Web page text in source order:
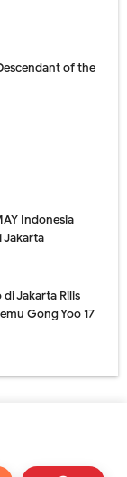
of the
Indonesia
Jakarta
Jakarta Rilis
Gong Yoo 17